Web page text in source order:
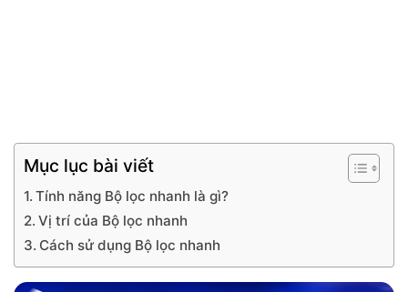
Mục lục bài viết
Tính năng Bộ lọc nhanh là gì?
Vị trí của Bộ lọc nhanh
Cách sử dụng Bộ lọc nhanh